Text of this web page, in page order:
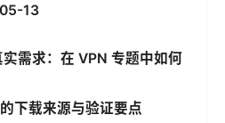
13
需求：在 VPN 专题中如何
下载来源与验证要点